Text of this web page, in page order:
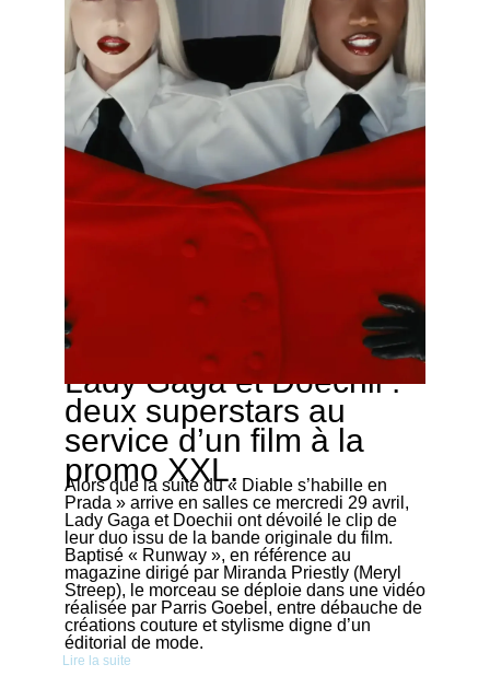
Lady Gaga et Doechii :
deux superstars au
service d’un film à la
promo XXL.
Alors que la suite du « Diable s’habille en
Prada » arrive en salles ce mercredi 29 avril,
Lady Gaga et Doechii ont dévoilé le clip de
leur duo issu de la bande originale du film.
Baptisé « Runway », en référence au
magazine dirigé par Miranda Priestly (Meryl
Streep), le morceau se déploie dans une vidéo
réalisée par Parris Goebel, entre débauche de
créations couture et stylisme digne d’un
éditorial de mode.
Lire la suite